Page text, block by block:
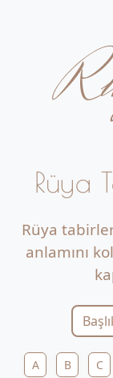
Rüya
Rüya
anlamını
A B C